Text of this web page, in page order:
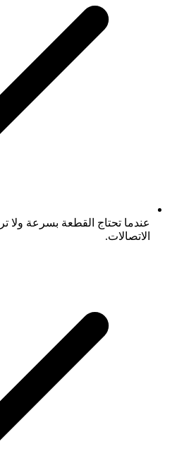
عندما تحتاج القطعة بسرعة ولا
الاتصالات.